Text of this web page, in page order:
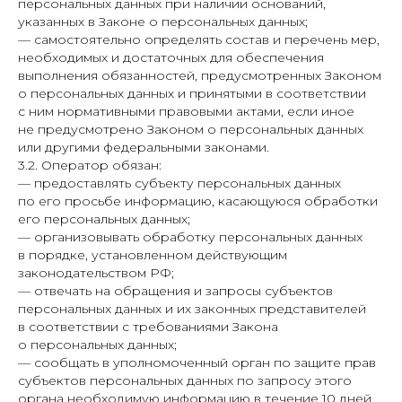
персональных данных при наличии оснований,
указанных в Законе о персональных данных;
— самостоятельно определять состав и перечень мер,
необходимых и достаточных для обеспечения
выполнения обязанностей, предусмотренных Законом
о персональных данных и принятыми в соответствии
с ним нормативными правовыми актами, если иное
не предусмотрено Законом о персональных данных
или другими федеральными законами.
3.2. Оператор обязан:
— предоставлять субъекту персональных данных
по его просьбе информацию, касающуюся обработки
его персональных данных;
— организовывать обработку персональных данных
в порядке, установленном действующим
законодательством РФ;
— отвечать на обращения и запросы субъектов
персональных данных и их законных представителей
в соответствии с требованиями Закона
о персональных данных;
— сообщать в уполномоченный орган по защите прав
субъектов персональных данных по запросу этого
органа необходимую информацию в течение 10 дней